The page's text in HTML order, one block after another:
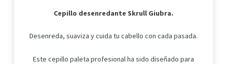
Cepillo desenredante Skrull Giubra.
Desenreda, suaviza y cuida tu cabello con cada pasada.
Este cepillo paleta profesional ha sido diseñado para